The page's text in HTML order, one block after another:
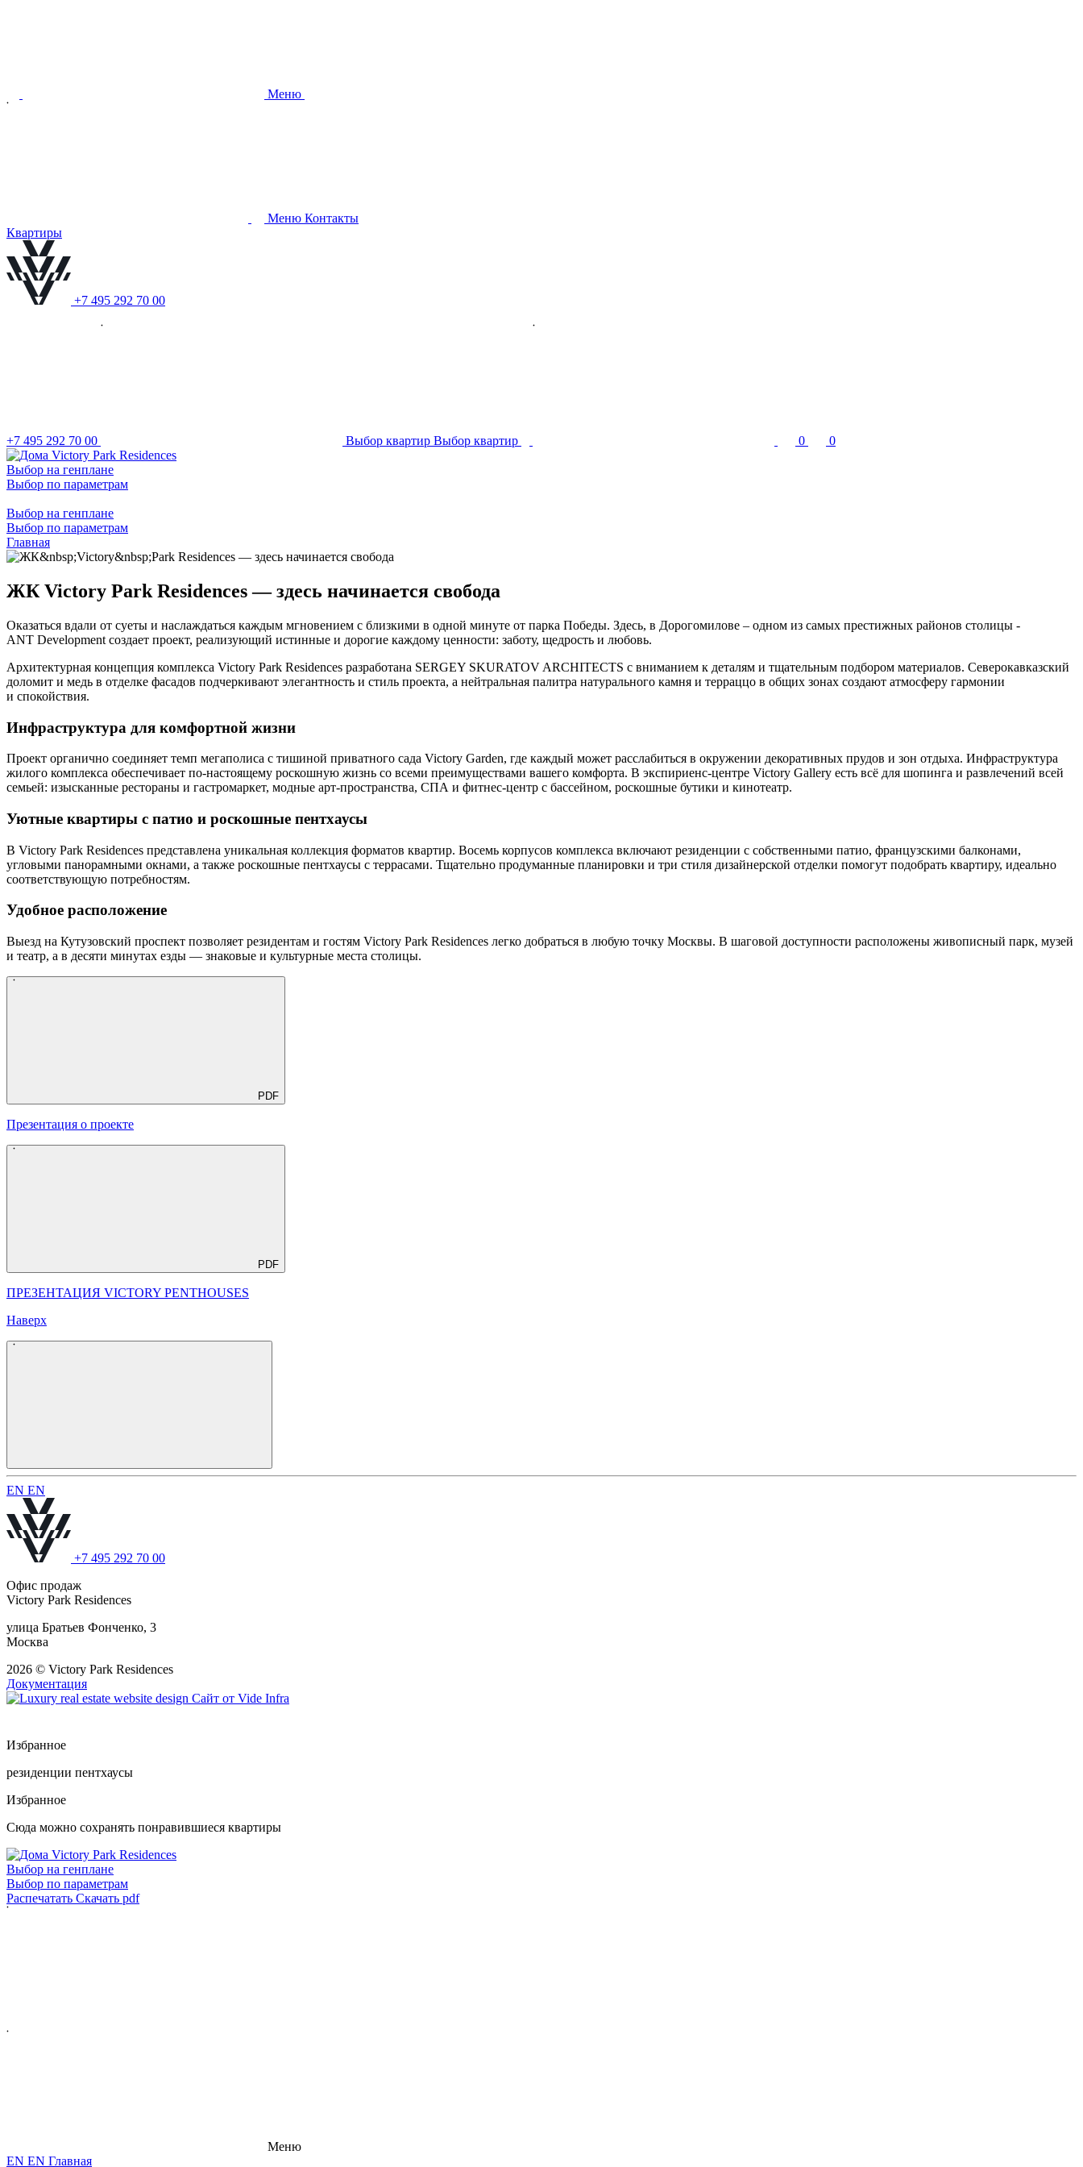
Меню
Меню Контакты
Квартиры
+7 495 292 70 00
+7 495 292 70 00 Выбор квартир Выбор квартир 0 0
Выбор на генплане
Выбор по параметрам
Выбор на генплане
Выбор по параметрам
Главная
ЖК Victory Park Residences — здесь начинается свобода
Оказаться вдали от суеты и наслаждаться каждым мгновением с близкими в одной минуте от парка Победы. Здесь, в Дорогомилове – одном из самых престижных районов столицы -
ANT Development создает проект, реализующий истинные и дорогие каждому ценности: заботу, щедрость и любовь.
Архитектурная концепция комплекса Victory Park Residences разработана SERGEY SKURATOV ARCHITECTS с вниманием к деталям и тщательным подбором материалов. Северокавказский
доломит и медь в отделке фасадов подчеркивают элегантность и стиль проекта, а нейтральная палитра натурального камня и терраццо в общих зонах создают атмосферу гармонии
и спокойствия.
Инфраструктура для комфортной жизни
Проект органично соединяет темп мегаполиса с тишиной приватного сада Victory Garden, где каждый может расслабиться в окружении декоративных прудов и зон отдыха. Инфраструктура
жилого комплекса обеспечивает по-настоящему роскошную жизнь со всеми преимуществами вашего комфорта. В экспириенс-центре Victory Gallery есть всё для шопинга и развлечений всей
семьей: изысканные рестораны и гастромаркет, модные арт-пространства, СПА и фитнес-центр с бассейном, роскошные бутики и кинотеатр.
Уютные квартиры с патио и роскошные пентхаусы
В Victory Park Residences представлена уникальная коллекция форматов квартир. Восемь корпусов комплекса включают резиденции с собственными патио, французскими балконами,
угловыми панорамными окнами, а также роскошные пентхаусы с террасами. Тщательно продуманные планировки и три стиля дизайнерской отделки помогут подобрать квартиру, идеально
соответствующую потребностям.
Удобное расположение
Выезд на Кутузовский проспект позволяет резидентам и гостям Victory Park Residences легко добраться в любую точку Москвы. В шаговой доступности расположены живописный парк, музей
и театр, а в десяти минутах езды — знаковые и культурные места столицы.
PDF
Презентация о проекте
PDF
ПРЕЗЕНТАЦИЯ VICTORY PENTHOUSES
Наверх
EN EN
+7 495 292 70 00
Офис продаж
Victory Park Residences
улица Братьев Фонченко, 3
Москва
2026 © Victory Park Residences
Документация
Сайт от Vide Infra
Избранное
резиденции пентхаусы
Избранное
Сюда можно сохранять понравившиеся квартиры
Выбор на генплане
Выбор по параметрам
Распечатать Скачать pdf
Меню
EN EN Главная